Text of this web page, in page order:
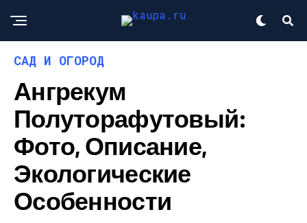
САД И ОГОРОД
Ангрекум
Полуторафутовый:
Фото, Описание,
Экологические
Особенности